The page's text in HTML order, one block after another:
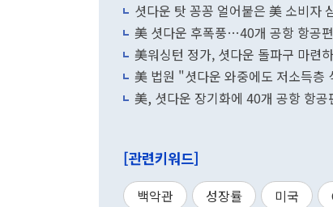
셧다운 탓 꽁꽁 얼어붙은 美 소비자
美 셧다운 후폭풍…40개 공항 항공
美워싱턴 정가, 셧다운 돌파구 마련
美 법원 "셧다운 와중에도 저소득층
美, 셧다운 장기화에 40개 공항 항
[관련키워드]
백악관 성장률 미국